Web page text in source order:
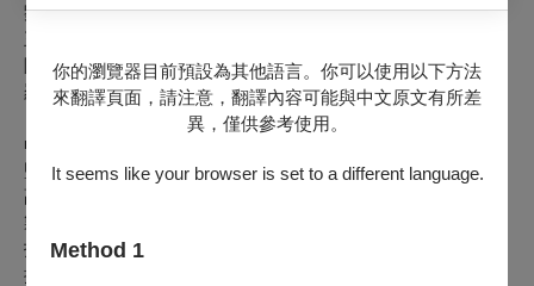
你的瀏覽器目前預設為其他語言。你可以使用以下方法
來翻譯頁面，請注意，翻譯內容可能與中文原文有所差
異，僅供參考使用。
It seems like your browser is set to a different language.
Method 1
劉湲（姜瑩移植）：《火車托卡塔》
王辰威：《展望》
陳奕濰：《太極》阮協奏曲
羅偉倫：《海上第一人─鄭和》〈海誓〉、〈海路〉
■演職團隊：
監製｜陳悅宜
副監製｜梁晋誌、賴銘仁
製作｜吳定哲
指揮｜廖元鈺
揚琴｜張哲瑋